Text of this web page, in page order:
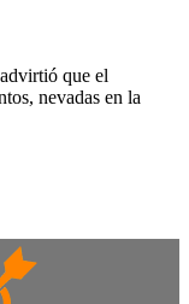
que el
nevadas en la